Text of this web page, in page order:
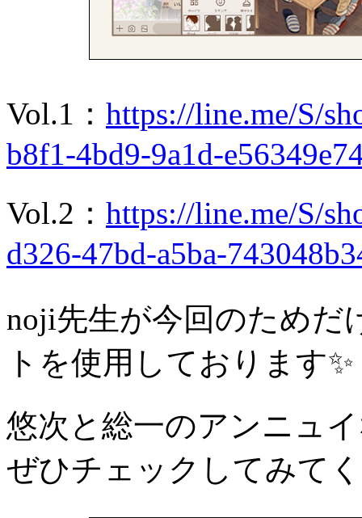
Vol.1： https://line.me/S/
b8f1-4bd9-9a1d-
Vol.2： https://line.me/S/
d326-47bd-a5ba-
noji先生が今回のためだ
トを使用しております✨
悠次と総一のアンニュ
ぜひチェックしてみて